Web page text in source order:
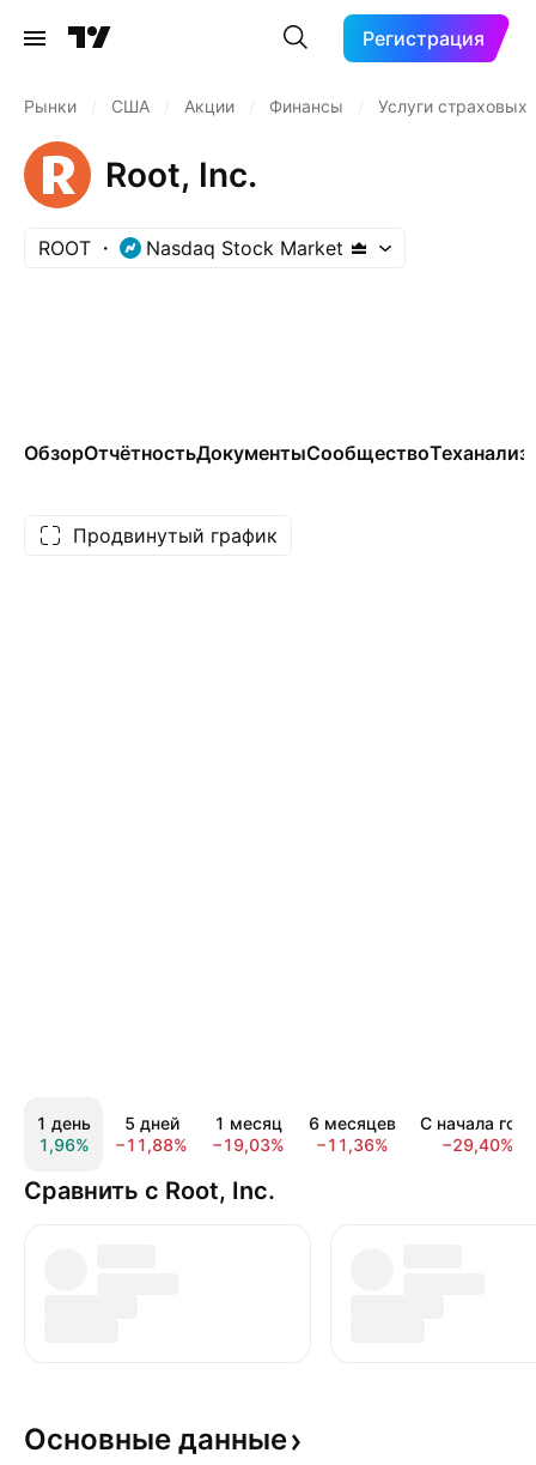
Регистрация
Рынки США Акции Финансы Услуги страховых
Root, Inc.
ROOT Nasdaq Stock Market
ОбзорОтчётностьДокументыСообществоТеханализ
Продвинутый график
1 день
1,96%
5 дней
−11,88%
1 месяц
−19,03%
6 месяцев
−11,36%
С начала года
−29,40%
Сравнить с Root, Inc.
Основные данные